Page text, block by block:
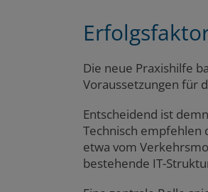
Die neue Praxishilfe
Voraussetzungen für
Entscheidend ist
Technisch
etwa vom
bestehende IT-